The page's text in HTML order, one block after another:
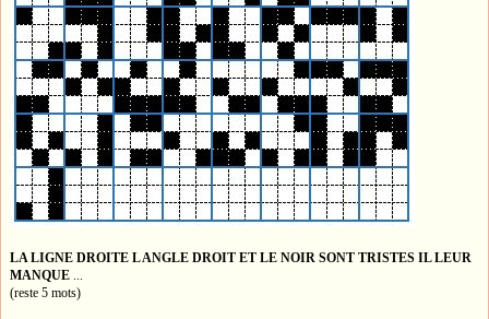
LA LIGNE DROITE L ANGLE DROIT ET LE NOIR SONT TRISTES IL LEUR
MANQUE ...
(reste 5 mots)